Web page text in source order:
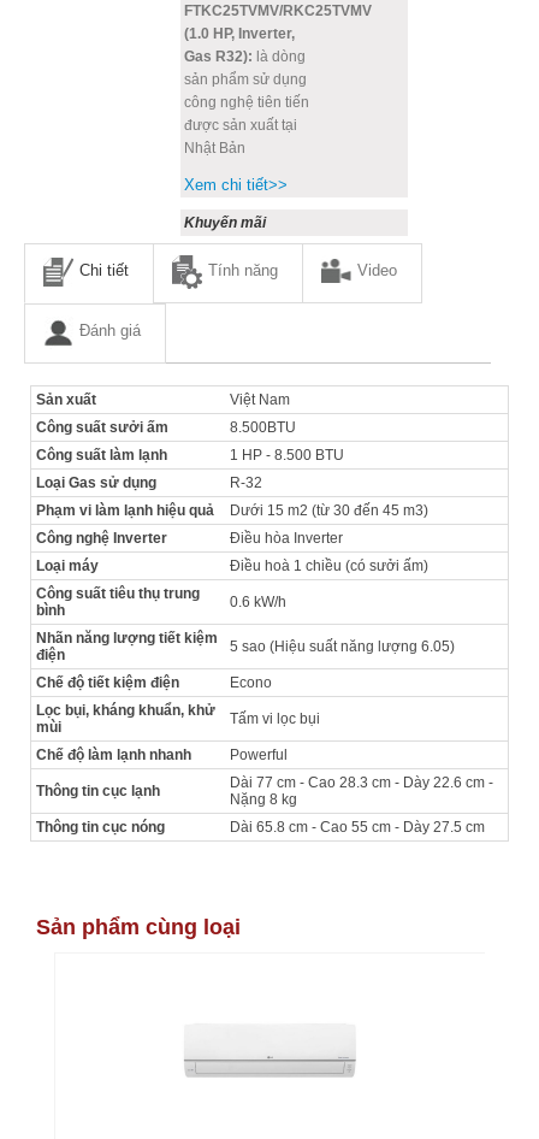
FTKC25TVMV/RKC25TVMV
(1.0 HP, Inverter,
Gas R32): là dòng
sản phẩm sử dụng
công nghệ tiên tiến
được sản xuất tại
Nhật Bản
Xem chi tiết>>
Khuyến mãi
Chi tiết Tính năng Video
Đánh giá
Sản xuất
Việt Nam
Công suất sưởi ấm
8.500BTU
Công suất làm lạnh
1 HP - 8.500 BTU
Loại Gas sử dụng
R-32
Phạm vi làm lạnh hiệu quả
Dưới 15 m2 (từ 30 đến 45 m3)
Công nghệ Inverter
Điều hòa Inverter
Loại máy
Điều hoà 1 chiều (có sưởi ấm)
Công suất tiêu thụ trung
bình
0.6 kW/h
Nhãn năng lượng tiết kiệm
điện
5 sao (Hiệu suất năng lượng 6.05)
Chế độ tiết kiệm điện
Econo
Lọc bụi, kháng khuẩn, khử
mùi
Tấm vi lọc bụi
Chế độ làm lạnh nhanh Powerful
Thông tin cục lạnh
Dài 77 cm - Cao 28.3 cm - Dày 22.6 cm -
Nặng 8 kg
Thông tin cục nóng
Dài 65.8 cm - Cao 55 cm - Dày 27.5 cm
Sản phẩm cùng loại